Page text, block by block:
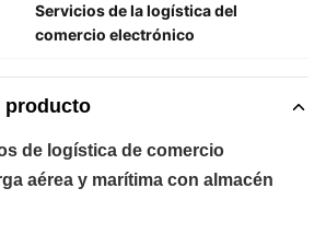
Servicios de la logística del
comercio electrónico
producto
de logística de comercio
aérea y marítima con almacén